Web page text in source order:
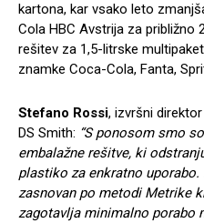
kartona, kar vsako leto
Cola HBC Avstrija za približno
rešitev za 1,5-litrske
znamke Coca-Cola, Fanta,
Stefano Rossi, izvršni
DS Smith: “S ponosom smo
embalažne rešitve, ki
plastiko za enkratno
zasnovan po metodi Metrike
zagotavlja minimalno porabo